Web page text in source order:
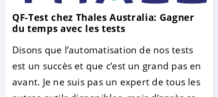
QF-Test chez Thales Australia: Gagner
du temps avec les tests
Disons que l’automatisation de nos tests
est un succès et que c’est un grand pas en
avant. Je ne suis pas un expert de tous les
ACCEPTER PARAMETRER